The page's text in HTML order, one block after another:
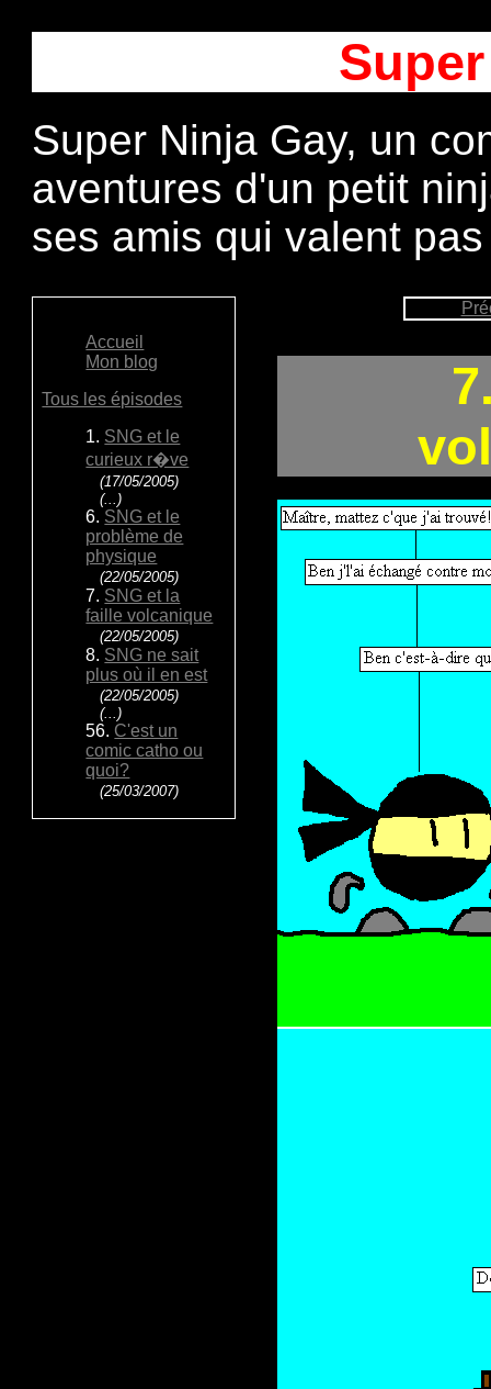
Super Ninja Gay, un
aventures d'un petit
ses amis qui valent
Accueil
Mon blog
Tous les épisodes
1. SNG et le
curieux r�ve
(17/05/2005)
(...)
6. SNG et le
problème de
physique
(22/05/2005)
7. SNG et la
faille volcanique
(22/05/2005)
8. SNG ne sait
plus où il en est
(22/05/2005)
(...)
56. C'est un
comic catho ou
quoi?
(25/03/2007)